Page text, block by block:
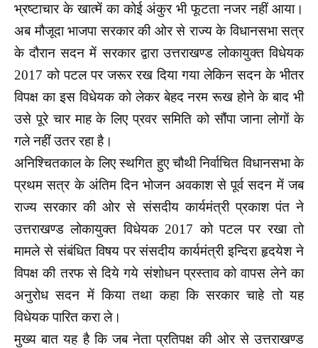
भ्रष्टाचार के खात्में का कोई अंकुर भी फूटता नजर नहीं आया।
अब मौजूदा भाजपा सरकार की ओर से राज्य के विधानसभा सत्र
के दौरान सदन में सरकार द्वारा उत्तराखण्ड लोकायुक्त विधेयक
2017 को पटल पर जरूर रख दिया गया लेकिन सदन के भीतर
विपक्ष का इस विधेयक को लेकर बेहद नरम रूख होने के बाद भी
उसे पूरे चार माह के लिए प्रवर समिति को सौंपा जाना लोगों के
गले नहीं उतर रहा है।
अनिश्चितकाल के लिए स्थगित हुए चौथी निर्वाचित विधानसभा के
प्रथम सत्र के अंतिम दिन भोजन अवकाश से पूर्व सदन में जब
राज्य सरकार की ओर से संसदीय कार्यमंत्री प्रकाश पंत ने
उत्तराखण्ड लोकायुक्त विधेयक 2017 को पटल पर रखा तो
मामले से संबंधित विषय पर संसदीय कार्यमंत्री इन्दिरा हृदयेश ने
विपक्ष की तरफ से दिये गये संशोधन प्रस्ताव को वापस लेने का
अनुरोध सदन में किया तथा कहा कि सरकार चाहे तो यह
विधेयक पारित करा ले।
मुख्य बात यह है कि जब नेता प्रतिपक्ष की ओर से उत्तराखण्ड